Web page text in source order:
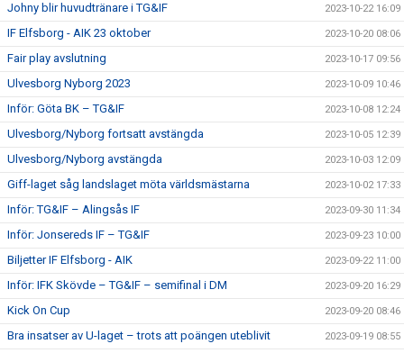
Johny blir huvudtränare i TG&IF 2023-10-22 16:09
IF Elfsborg - AIK 23 oktober 2023-10-20 08:06
Fair play avslutning 2023-10-17 09:56
Ulvesborg Nyborg 2023 2023-10-09 10:46
Inför: Göta BK – TG&IF 2023-10-08 12:24
Ulvesborg/Nyborg fortsatt avstängda 2023-10-05 12:39
Ulvesborg/Nyborg avstängda 2023-10-03 12:09
Giff-laget såg landslaget möta världsmästarna 2023-10-02 17:33
Inför: TG&IF – Alingsås IF 2023-09-30 11:34
Inför: Jonsereds IF – TG&IF 2023-09-23 10:00
Biljetter IF Elfsborg - AIK 2023-09-22 11:00
Inför: IFK Skövde – TG&IF – semifinal i DM 2023-09-20 16:29
Kick On Cup 2023-09-20 08:46
Bra insatser av U-laget – trots att poängen uteblivit 2023-09-19 08:55